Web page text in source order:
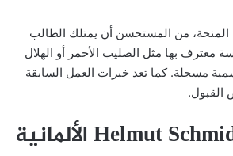
من المستحسن أن يمتلك الطالب
بها مثل الصليب الأحمر أو الهلال
مسجلة. كما تعد خبرات العمل السابقة
القبول.